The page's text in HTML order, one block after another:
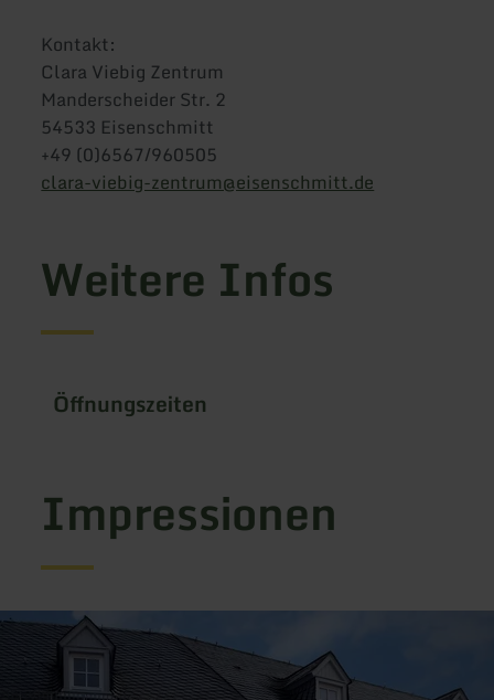
Kontakt:
Clara Viebig Zentrum
Manderscheider Str. 2
54533 Eisenschmitt
+49 (0)6567/960505
clara-viebig-zentrum@eisenschmitt.de
Weitere Infos
Öffnungszeiten
Impressionen